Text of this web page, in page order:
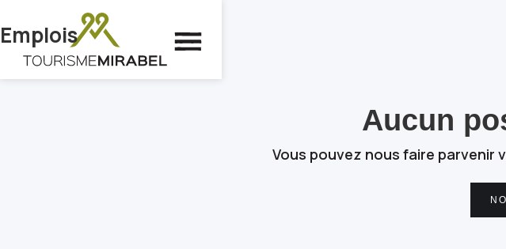
Emplois
Aucun
Vous pouvez nous faire